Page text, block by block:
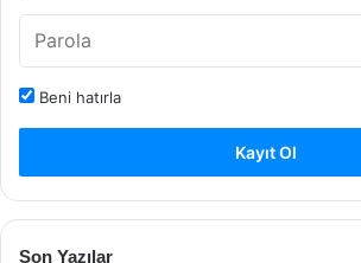
Beni hatırla
Kayıt Ol
Son Yazılar